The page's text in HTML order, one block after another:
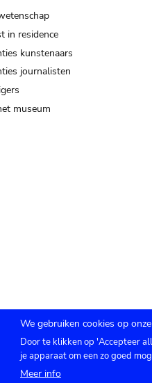
in residence
kunstenaars
journalisten
museum
Agenda Pers
We gebruiken cookies op
Door te klikken op 'Accepteer
je apparaat om een zo goed
Meer info